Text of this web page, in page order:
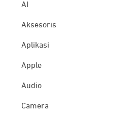
AI
Aksesoris
Aplikasi
Apple
Audio
Camera